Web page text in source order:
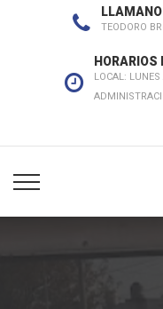
TEODORO
HORARIOS
LOCAL: